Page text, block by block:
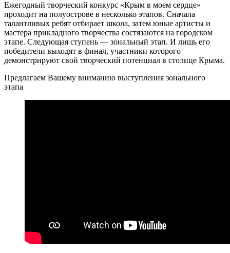
Ежегодный творческий конкурс «Крым в моем сердце»
проходит на полуострове в несколько этапов. Сначала
талантливых ребят отбирает школа, затем юные артисты и
мастера прикладного творчества состязаются на городском
этапе. Следующая ступень — зональный этап. И лишь его
победители выходят в финал, участники которого
демонстрируют свой творческий потенциал в столице Крыма.
Предлагаем Вашему вниманию выступления зонального
этапа